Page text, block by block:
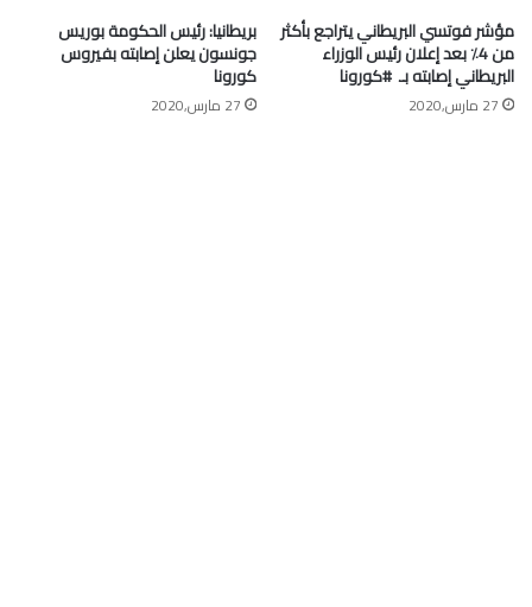
مؤشر فوتسي البريطاني يتراجع بأكثر
من 4٪ بعد إعلان رئيس الوزراء
البريطاني إصابته بـ ⁧ #كورونا⁩
27 مارس,2020
بريطانيا: رئيس الحكومة بوريس
جونسون يعلن إصابته بفيروس
كورونا
27 مارس,2020